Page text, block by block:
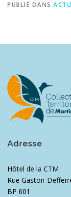
PUBLIÉ DANS
Adresse
Hôtel de la CTM
Rue Gaston-
BP 601